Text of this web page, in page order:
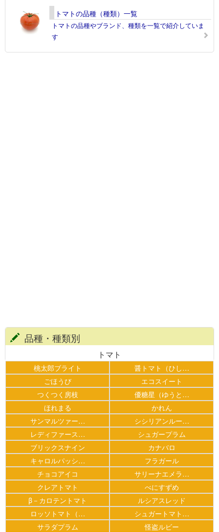
トマトの品種（種類）一覧
トマトの品種やブランド、種類を一覧で紹介していま
す
品種・種類別
トマト
桃太郎ブライト
醤トマト（ひし…
ごほうび
エコスイート
つくつく房枝
優糖星（ゆうと…
ほれまる
かれん
サンマルツァー…
シシリアンルー…
レディファース…
シュガープラム
ブリックスナイン
カナバロ
キャロルパッシ…
フラガール
チョコアイコ
サリーナエメラ…
クレアトマト
べにすずめ
β－カロテントマト
ルシアスレッド
ロッソトマト（…
シュガートマト…
サラダプラム
怪盗ルビー